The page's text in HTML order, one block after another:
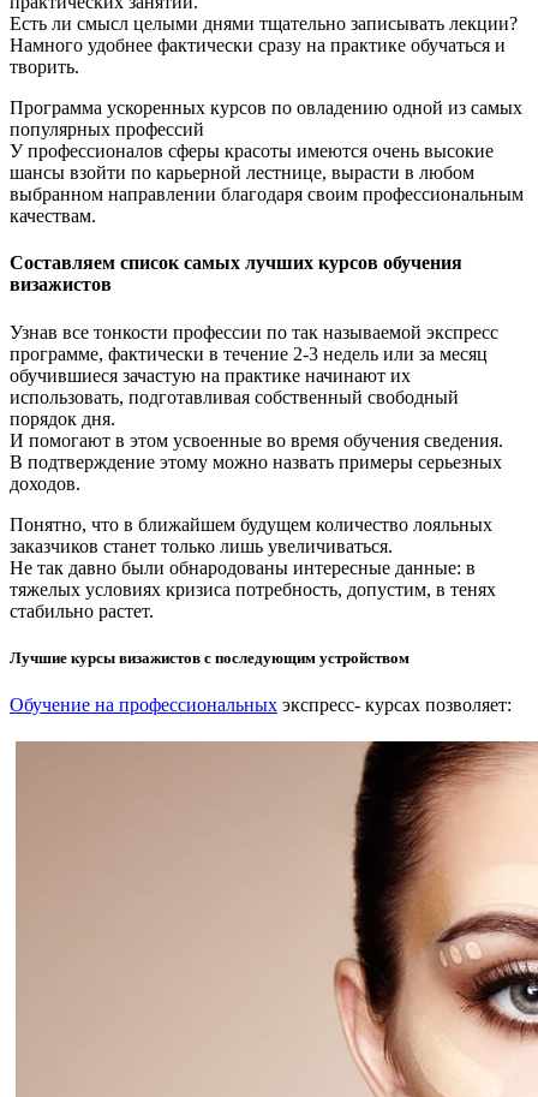
Есть ли смысл целыми днями тщательно записывать лекции?
Намного удобнее фактически сразу на практике обучаться и
творить.
Программа ускоренных курсов по овладению одной из самых
популярных профессий
У профессионалов сферы красоты имеются очень высокие
шансы взойти по карьерной лестнице, вырасти в любом
выбранном направлении благодаря своим профессиональным
качествам.
Составляем список самых лучших курсов обучения
визажистов
Узнав все тонкости профессии по так называемой экспресс
программе, фактически в течение 2-3 недель или за месяц
обучившиеся зачастую на практике начинают их
использовать, подготавливая собственный свободный
порядок дня.
И помогают в этом усвоенные во время обучения сведения.
В подтверждение этому можно назвать примеры серьезных
доходов.
Понятно, что в ближайшем будущем количество лояльных
заказчиков станет только лишь увеличиваться.
Не так давно были обнародованы интересные данные: в
тяжелых условиях кризиса потребность, допустим, в тенях
стабильно растет.
Лучшие курсы визажистов с последующим устройством
Обучение на профессиональных экспресс- курсах позволяет: